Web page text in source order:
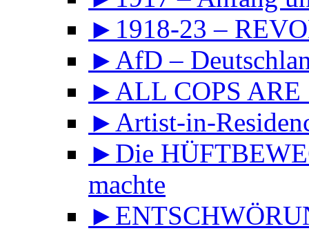
►1918-23 –
►AfD –
►ALL COPS ARE
►Artist-in-
►Die
machte